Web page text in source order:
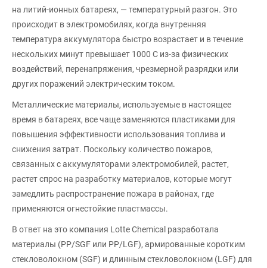
на литий-ионных батареях, — температурный разгон. Это
происходит в электромобилях, когда внутренняя
температура аккумулятора быстро возрастает и в течение
нескольких минут превышает 1000 С из-за физических
воздействий, перенапряжения, чрезмерной разрядки или
других поражений электрическим током.
Металлические материалы, используемые в настоящее
время в батареях, все чаще заменяются пластиками для
повышения эффективности использования топлива и
снижения затрат. Поскольку количество пожаров,
связанных с аккумуляторами электромобилей, растет,
растет спрос на разработку материалов, которые могут
замедлить распространение пожара в районах, где
применяются огнестойкие пластмассы.
В ответ на это компания Lotte Chemical разработала
материалы (PP/SGF или PP/LGF), армированные коротким
стекловолокном (SGF) и длинным стекловолокном (LGF) для